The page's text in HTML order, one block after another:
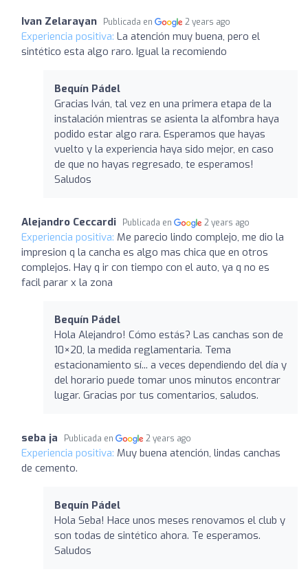
Ivan Zelarayan Publicada en 2 years ago
Experiencia positiva: La atención muy buena, pero el
sintético esta algo raro. Igual la recomiendo
Bequín Pádel
Gracias Iván, tal vez en una primera etapa de la
instalación mientras se asienta la alfombra haya
podido estar algo rara. Esperamos que hayas
vuelto y la experiencia haya sido mejor, en caso
de que no hayas regresado, te esperamos!
Saludos
Alejandro Ceccardi Publicada en 2 years ago
Experiencia positiva: Me parecio lindo complejo, me dio la
impresion q la cancha es algo mas chica que en otros
complejos. Hay q ir con tiempo con el auto, ya q no es
facil parar x la zona
Bequín Pádel
Hola Alejandro! Cómo estás? Las canchas son de
10×20, la medida reglamentaria. Tema
estacionamiento sí... a veces dependiendo del día y
del horario puede tomar unos minutos encontrar
lugar. Gracias por tus comentarios, saludos.
seba ja Publicada en 2 years ago
Experiencia positiva: Muy buena atención, lindas canchas
de cemento.
Bequín Pádel
Hola Seba! Hace unos meses renovamos el club y
son todas de sintético ahora. Te esperamos.
Saludos